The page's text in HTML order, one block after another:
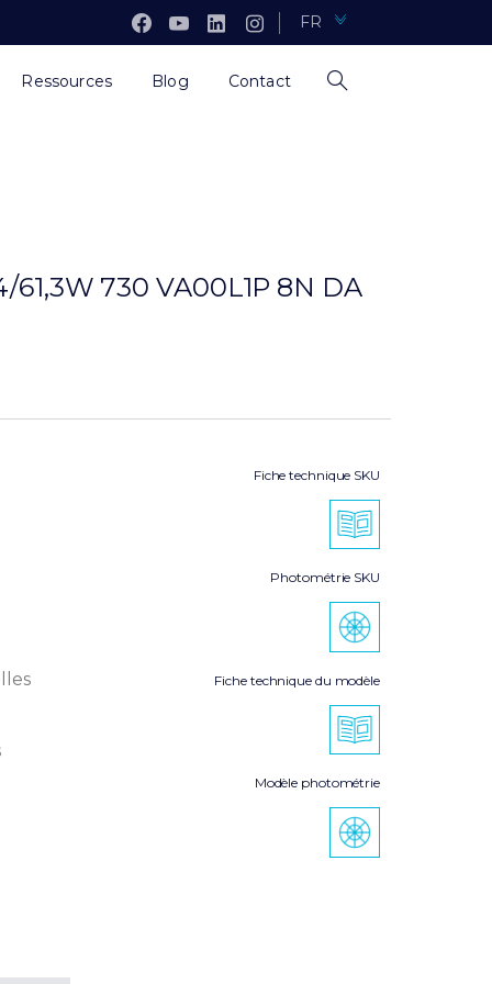
FR
Ressources Blog Contact
61,3W 730 VA00L1P 8N DA
Fiche technique SKU
Photométrie SKU
Fiche technique du modèle
Modèle photométrie